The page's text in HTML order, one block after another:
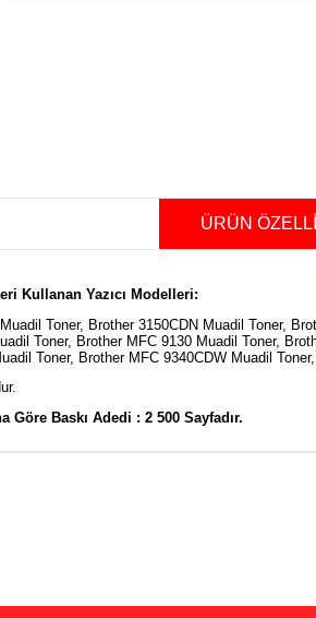
ÜRÜN
Kullanan Yazıcı Modelleri:
Toner, Brother 3150CDN Muadil Toner,
Toner, Brother MFC 9130 Muadil Toner,
Toner, Brother MFC 9340CDW Muadil
Göre Baskı Adedi : 2 500 Sayfadır.